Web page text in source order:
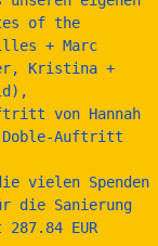
of the
+ Marc
Kristina +
Doble-Auftritt
die Sanierung
EUR